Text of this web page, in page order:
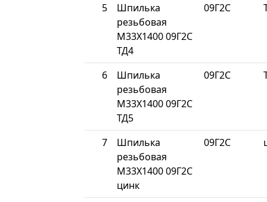
5
Шпилька
резьбовая
М33Х1400 09Г2С
ТД4
09Г2С
6
Шпилька
резьбовая
М33Х1400 09Г2С
ТД5
09Г2С
7
Шпилька
резьбовая
М33Х1400 09Г2С
цинк
09Г2С